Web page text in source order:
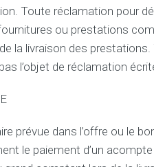
Toute réclamation pour
ou prestations
la livraison des
l’objet de réclamation
prévue dans l’offre ou le
le paiement d’un